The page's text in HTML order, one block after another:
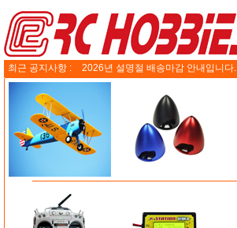
최근 공지사항 : 2026년 설명절 배송마감 안내입니다.